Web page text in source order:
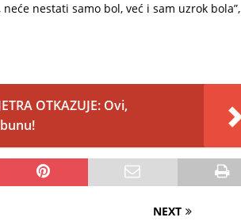
nestati samo bol, već i sam uzrok bola”,
OTKAZUJE: Ovi,
NEXT